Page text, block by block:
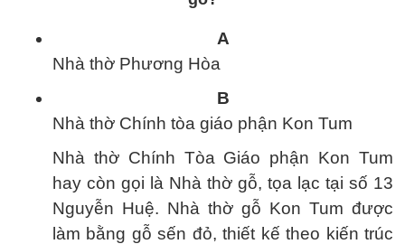
A
Nhà thờ Phương Hòa
B
Nhà thờ Chính tòa giáo phận Kon Tum
Nhà thờ Chính Tòa Giáo phận Kon Tum
hay còn gọi là Nhà thờ gỗ, tọa lạc tại số 13
Nguyễn Huệ. Nhà thờ gỗ Kon Tum được
làm bằng gỗ sến đỏ, thiết kế theo kiến trúc